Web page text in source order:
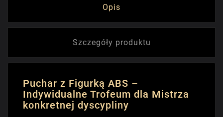
Opis
Szczegóły produktu
Puchar z Figurką ABS –
Indywidualne Trofeum dla Mistrza
konkretnej dyscypliny